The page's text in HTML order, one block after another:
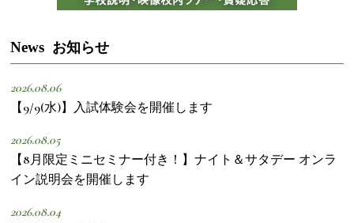
News お知らせ
2026.08.06
【9/9(水)】入試体験会を開催します
2026.08.05
【8月限定ミニセミナー付き！】ナイト＆サタデー オンラ
イン説明会を開催します
2026.08.04